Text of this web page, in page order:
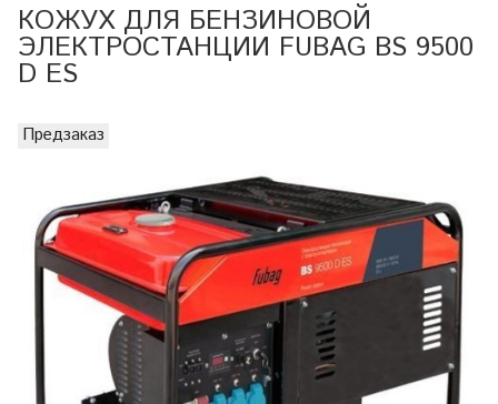
КОЖУХ ДЛЯ БЕНЗИНОВОЙ
ЭЛЕКТРОСТАНЦИИ FUBAG BS 9500
D ES
Предзаказ